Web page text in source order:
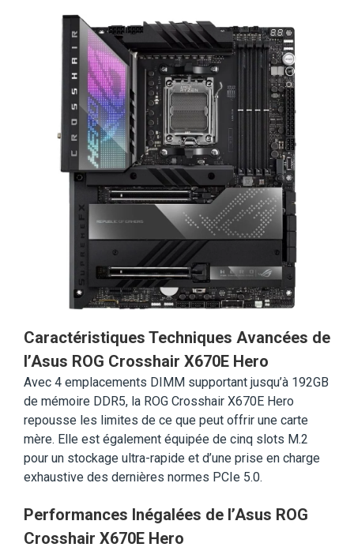
Caractéristiques Techniques Avancées de
l’Asus ROG Crosshair X670E Hero
Avec 4 emplacements DIMM supportant jusqu’à 192GB
de mémoire DDR5, la ROG Crosshair X670E Hero
repousse les limites de ce que peut offrir une carte
mère. Elle est également équipée de cinq slots M.2
pour un stockage ultra-rapide et d’une prise en charge
exhaustive des dernières normes PCIe 5.0.
Performances Inégalées de l’Asus ROG
Crosshair X670E Hero